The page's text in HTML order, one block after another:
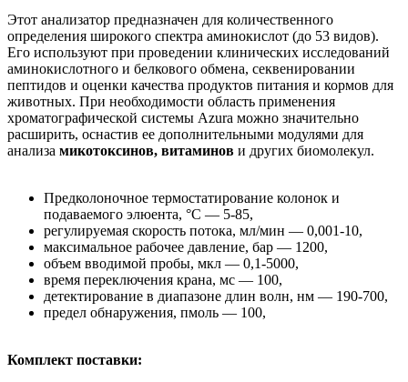
Этот анализатор предназначен для количественного
определения широкого спектра аминокислот (до 53 видов).
Его используют при проведении клинических исследований
аминокислотного и белкового обмена, секвенировании
пептидов и оценки качества продуктов питания и кормов для
животных. При необходимости область применения
хроматографической системы Azura можно значительно
расширить, оснастив ее дополнительными модулями для
анализа микотоксинов, витаминов и других биомолекул.
Предколоночное термостатирование колонок и
подаваемого элюента, °С — 5-85,
регулируемая скорость потока, мл/мин — 0,001-10,
максимальное рабочее давление, бар — 1200,
объем вводимой пробы, мкл — 0,1-5000,
время переключения крана, мс — 100,
детектирование в диапазоне длин волн, нм — 190-700,
предел обнаружения, пмоль — 100,
Комплект поставки: